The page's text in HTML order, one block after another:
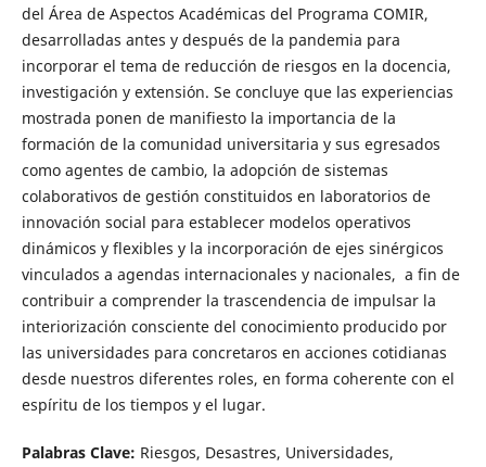
del Área de Aspectos Académicas del Programa COMIR,
desarrolladas antes y después de la pandemia para
incorporar el tema de reducción de riesgos en la docencia,
investigación y extensión. Se concluye que las experiencias
mostrada ponen de manifiesto la importancia de la
formación de la comunidad universitaria y sus egresados
como agentes de cambio, la adopción de sistemas
colaborativos de gestión constituidos en laboratorios de
innovación social para establecer modelos operativos
dinámicos y flexibles y la incorporación de ejes sinérgicos
vinculados a agendas internacionales y nacionales, a fin de
contribuir a comprender la trascendencia de impulsar la
interiorización consciente del conocimiento producido por
las universidades para concretaros en acciones cotidianas
desde nuestros diferentes roles, en forma coherente con el
espíritu de los tiempos y el lugar.
Palabras Clave: Riesgos, Desastres, Universidades,